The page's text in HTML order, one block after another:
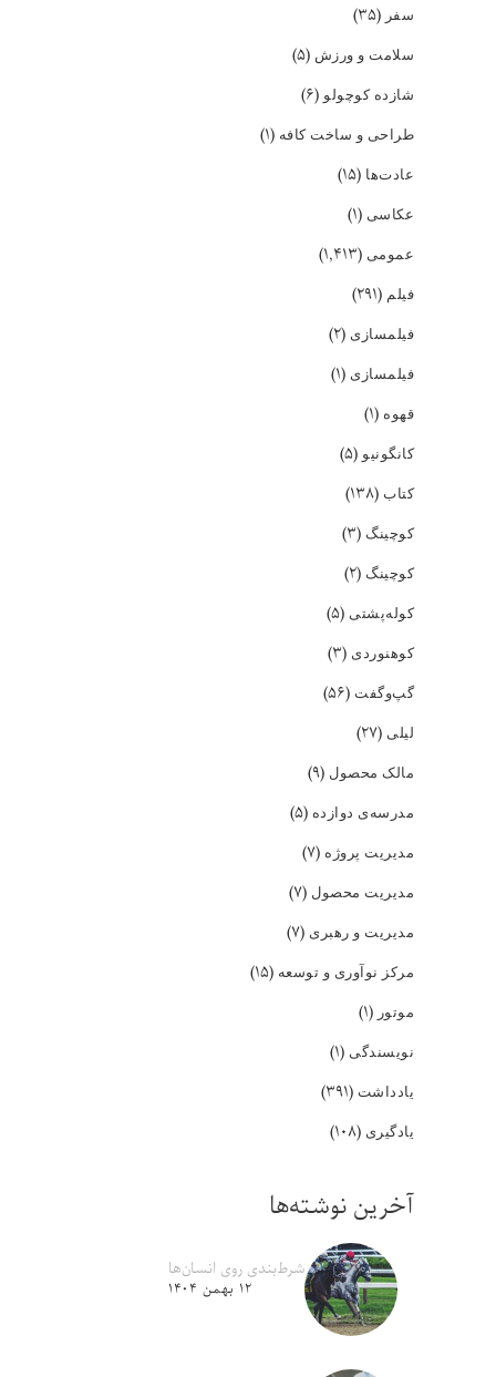
سفر (۳۵)
سلامت و ورزش (۵)
شازده کوچولو(۶)
طراحی و ساخت کافه (۱)
عادت‌ها (۱۵)
عکاسی (۱)
عمومی (۱,۴۱۳)
فیلم (۲۹۱)
فیلمسازی (۲)
فیلمسازی (۱)
قهوه (۱)
کانگونیو(۵)
کتاب (۱۳۸)
کوچینگ (۳)
کوچینگ (۲)
کوله‌پشتی (۵)
کوهنوردی (۳)
گپ‌و‌گفت (۵۶)
لیلی (۲۷)
مالک محصول (۹)
مدرسه‌ی دوازده (۵)
مدیریت پروژه (۷)
مدیریت محصول (۷)
مدیریت و رهبری (۷)
مرکز نوآوری و توسعه (۱۵)
موتور (۱)
نویسندگی (۱)
یادداشت (۳۹۱)
یادگیری (۱۰۸)
آخرین نوشته‌ها
شرط‌بندی روی انسان‌ها
۱۲ بهمن ۱۴۰۴